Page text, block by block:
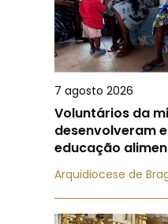
7 agosto 2026
Voluntários da
desenvolveram
educação
Arquidiocese de